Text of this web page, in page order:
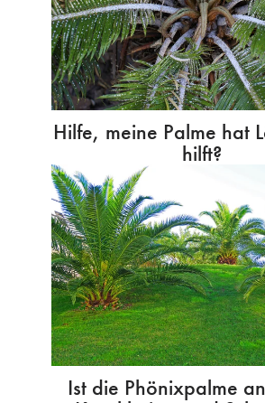
Hilfe, meine Palme hat
hilft?
Ist die Phönixpalme